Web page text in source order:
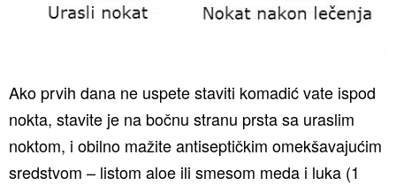
Ako prvih dana ne uspete staviti komadić vate ispod
nokta, stavite je na bočnu stranu prsta sa uraslim
noktom, i obilno mažite antiseptičkim omekšavajućim
sredstvom – listom aloe ili smesom meda i luka (1